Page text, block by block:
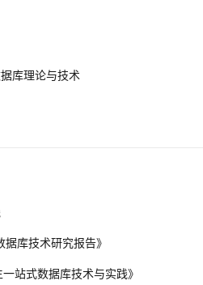
什么用？
库理论与技术
库技术研究报告》
站式数据库技术与实践》